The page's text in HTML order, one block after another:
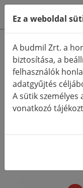
Részletes keresés
FŐOLDAL
RENDEZÉS:
döntés,
Ez a weboldal
A budmil Zrt. a
biztosítása, a
felhasználók
adatgyűjtés
A sütik személyes
vonatkozó